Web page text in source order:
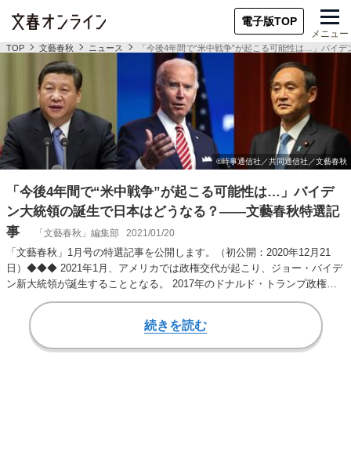
電子版TOP
メニュー
TOP 文藝春秋 ニュース 「今後4年間で“米中戦争”が起こる可能性は…」バイ
「今後4年間で“米中戦争”が起こる可能性は…」バイデ
ン大統領の誕生で日本はどうなる？――文藝春秋特選記
事
「文藝春秋」編集部 2021/01/20
「文藝春秋」1月号の特選記事を公開します。（初公開：2020年12月21
日）◆◆◆ 2021年1月、アメリカでは政権交代が起こり、ジョー・バイデ
ン新大統領が誕生することとなる。 2017年のドナルド・トランプ政権の
続きを読む